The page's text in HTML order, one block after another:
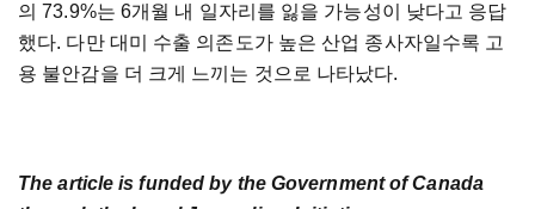
의 73.9%는 6개월 내 일자리를 잃을 가능성이 낮다고 응답
했다. 다만 대미 수출 의존도가 높은 산업 종사자일수록 고
용 불안감을 더 크게 느끼는 것으로 나타났다.
The article is funded by the Government of Canada